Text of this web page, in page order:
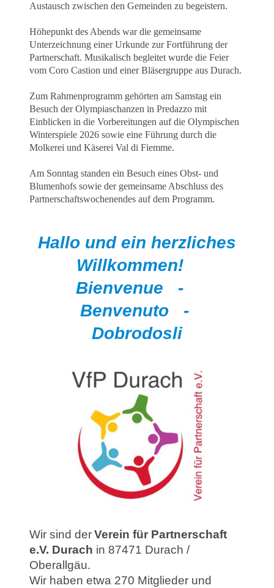
Austausch zwischen den Gemeinden zu begeistern.
Höhepunkt des Abends war die gemeinsame
Unterzeichnung einer Urkunde zur Fortführung der
Partnerschaft. Musikalisch begleitet wurde die Feier
vom Coro Castion und einer Bläsergruppe aus Durach.
Zum Rahmenprogramm gehörten am Samstag ein
Besuch der Olympiaschanzen in Predazzo mit
Einblicken in die Vorbereitungen auf die Olympischen
Winterspiele 2026 sowie eine Führung durch die
Molkerei und Käserei Val di Fiemme.
Am Sonntag standen ein Besuch eines Obst- und
Blumenhofs sowie der gemeinsame Abschluss des
Partnerschaftswochenendes auf dem Programm.
Hallo und ein herzliches
Willkommen!​​
Bienvenue -
Benvenuto -
Dobrodosli
Wir sind derVerein für Partnerschaft
e.V. Durach in 87471 Durach /
Oberallgäu.
Wir haben etwa 270 Mitglieder und